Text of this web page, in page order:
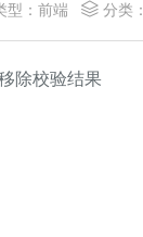
违禁词查询
型： 前端 分类：
除校验结果